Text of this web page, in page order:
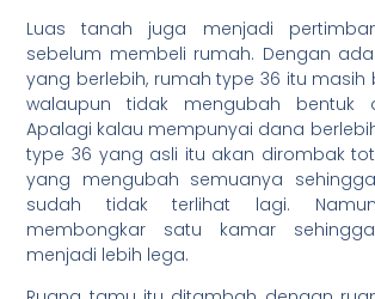
Luas tanah juga menjadi
sebelum membeli rumah. Dengan
yang berlebih, rumah type 36 itu masih
walaupun tidak mengubah bentuk
Apalagi kalau mempunyai dana
type 36 yang asli itu akan dirombak
yang mengubah semuanya
sudah tidak terlihat lagi.
membongkar satu kamar
menjadi lebih lega.